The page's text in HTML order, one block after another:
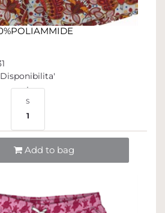
Disponibilita'
S
1
Add to bag